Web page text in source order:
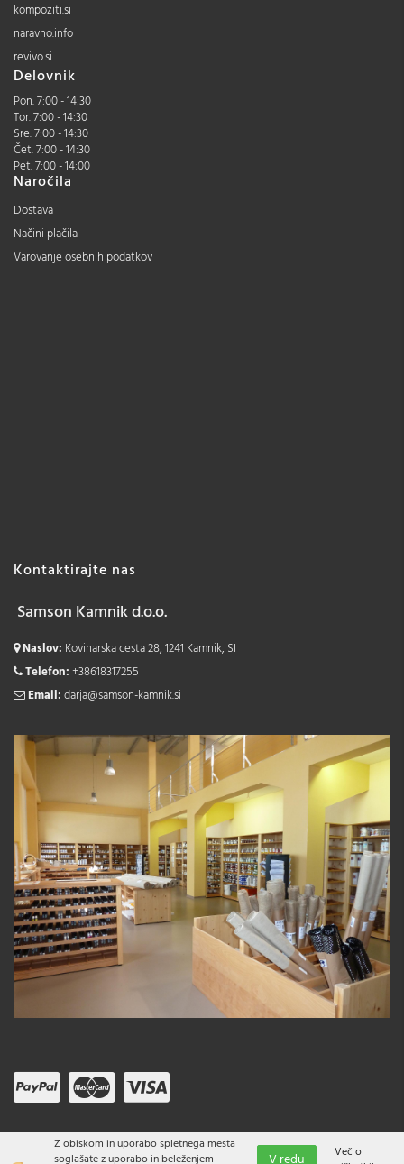
kompoziti.si
naravno.info
revivo.si
Delovnik
Pon. 7:00 - 14:30
Tor. 7:00 - 14:30
Sre. 7:00 - 14:30
Čet. 7:00 - 14:30
Pet. 7:00 - 14:00
Naročila
Dostava
Načini plačila
Varovanje osebnih podatkov
Kontaktirajte nas
Samson Kamnik d.o.o.
Naslov: Kovinarska cesta 28, 1241 Kamnik, SI
Telefon:+38618317255
Email:darja@samson-kamnik.si
Z obiskom in uporabo spletnega mesta
soglašate z uporabo in beleženjem
V redu
Več o